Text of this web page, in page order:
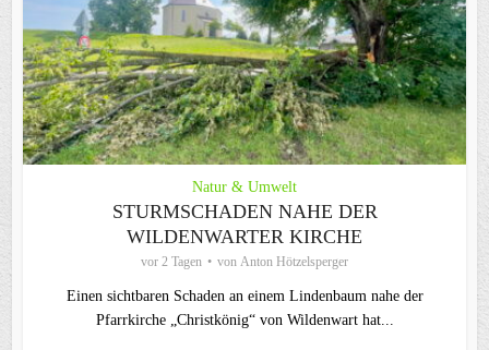
Natur & Umwelt
STURMSCHADEN NAHE DER
WILDENWARTER KIRCHE
vor 2 Tagen von Anton Hötzelsperger
Einen sichtbaren Schaden an einem Lindenbaum nahe der
Pfarrkirche „Christkönig“ von Wildenwart hat...